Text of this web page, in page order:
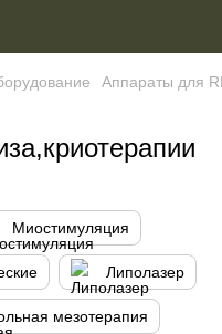
Аппараты для
Миостимуляция
Липолазер
мезотерапия